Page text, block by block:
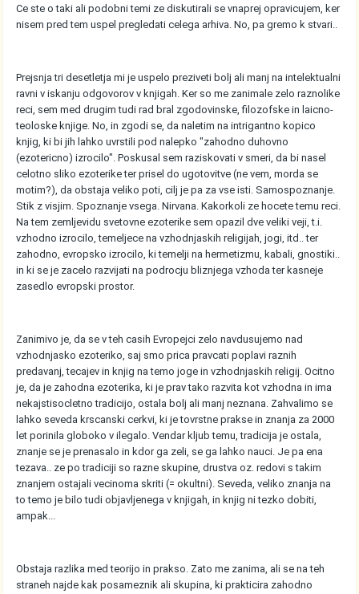
Ce ste o taki ali podobni temi ze diskutirali se vnaprej opravicujem, ker
nisem pred tem uspel pregledati celega arhiva. No, pa gremo k stvari..
Prejsnja tri desetletja mi je uspelo preziveti bolj ali manj na intelektualni
ravni v iskanju odgovorov v knjigah. Ker so me zanimale zelo raznolike
reci, sem med drugim tudi rad bral zgodovinske, filozofske in laicno-
teoloske knjige. No, in zgodi se, da naletim na intrigantno kopico
knjig, ki bi jih lahko uvrstili pod nalepko "zahodno duhovno
(ezotericno) izrocilo". Poskusal sem raziskovati v smeri, da bi nasel
celotno sliko ezoterike ter prisel do ugotovitve (ne vem, morda se
motim?), da obstaja veliko poti, cilj je pa za vse isti. Samospoznanje.
Stik z visjim. Spoznanje vsega. Nirvana. Kakorkoli ze hocete temu reci.
Na tem zemljevidu svetovne ezoterike sem opazil dve veliki veji, t.i.
vzhodno izrocilo, temeljece na vzhodnjaskih religijah, jogi, itd.. ter
zahodno, evropsko izrocilo, ki temelji na hermetizmu, kabali, gnostiki..
in ki se je zacelo razvijati na podrocju bliznjega vzhoda ter kasneje
zasedlo evropski prostor.
Zanimivo je, da se v teh casih Evropejci zelo navdusujemo nad
vzhodnjasko ezoteriko, saj smo prica pravcati poplavi raznih
predavanj, tecajev in knjig na temo joge in vzhodnjaskih religij. Ocitno
je, da je zahodna ezoterika, ki je prav tako razvita kot vzhodna in ima
nekajstisocletno tradicijo, ostala bolj ali manj neznana. Zahvalimo se
lahko seveda krscanski cerkvi, ki je tovrstne prakse in znanja za 2000
let porinila globoko v ilegalo. Vendar kljub temu, tradicija je ostala,
znanje se je prenasalo in kdor ga zeli, se ga lahko nauci. Je pa ena
tezava.. ze po tradiciji so razne skupine, drustva oz. redovi s takim
znanjem ostajali vecinoma skriti (= okultni). Seveda, veliko znanja na
to temo je bilo tudi objavljenega v knjigah, in knjig ni tezko dobiti,
ampak...
Obstaja razlika med teorijo in prakso. Zato me zanima, ali se na teh
straneh najde kak posameznik ali skupina, ki prakticira zahodno